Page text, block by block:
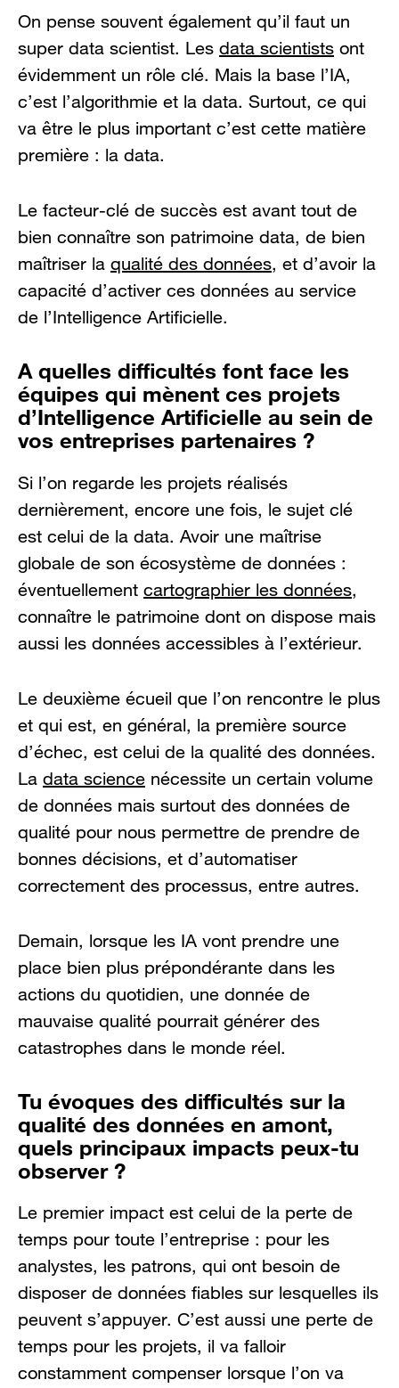
On pense souvent également qu’il faut un
super data scientist. Les data scientists ont
évidemment un rôle clé. Mais la base l’IA,
c’est l’algorithmie et la data. Surtout, ce qui
va être le plus important c’est cette matière
première : la data.
Le facteur-clé de succès est avant tout de
bien connaître son patrimoine data, de bien
maîtriser la qualité des données, et d’avoir la
capacité d’activer ces données au service
de l’Intelligence Artificielle.
A quelles difficultés font face les
équipes qui mènent ces projets
d’Intelligence Artificielle au sein de
vos entreprises partenaires ?
Si l’on regarde les projets réalisés
dernièrement, encore une fois, le sujet clé
est celui de la data. Avoir une maîtrise
globale de son écosystème de données :
éventuellement cartographier les données,
connaître le patrimoine dont on dispose mais
aussi les données accessibles à l’extérieur.
Le deuxième écueil que l’on rencontre le plus
et qui est, en général, la première source
d’échec, est celui de la qualité des données.
La data science nécessite un certain volume
de données mais surtout des données de
qualité pour nous permettre de prendre de
bonnes décisions, et d’automatiser
correctement des processus, entre autres.
Demain, lorsque les IA vont prendre une
place bien plus prépondérante dans les
actions du quotidien, une donnée de
mauvaise qualité pourrait générer des
catastrophes dans le monde réel.
Tu évoques des difficultés sur la
qualité des données en amont,
quels principaux impacts peux-tu
observer ?
Le premier impact est celui de la perte de
temps pour toute l’entreprise : pour les
analystes, les patrons, qui ont besoin de
disposer de données fiables sur lesquelles ils
peuvent s’appuyer. C’est aussi une perte de
temps pour les projets, il va falloir
constamment compenser lorsque l’on va